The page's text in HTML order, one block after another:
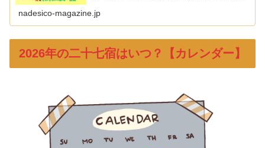
とにした時間の概念として古代の人々に...
nadesico-magazine.jp
2026年の二十七宿はいつ？【カレンダー】